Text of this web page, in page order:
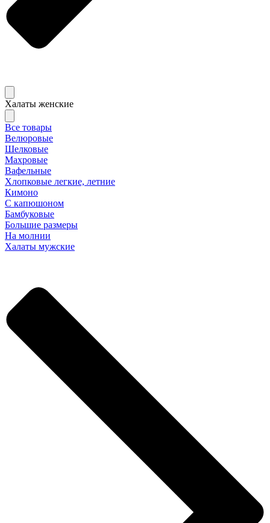
Халаты женские
Все товары
Велюровые
Шелковые
Махровые
Вафельные
Хлопковые легкие, летние
Кимоно
С капюшоном
Бамбуковые
Большие размеры
На молнии
Халаты мужские